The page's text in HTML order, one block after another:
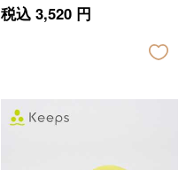
税込 3,520円